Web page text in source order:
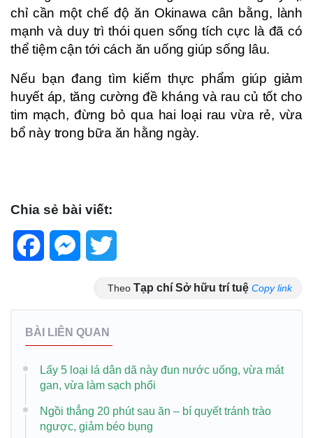
chỉ cần một chế độ ăn Okinawa cân bằng, lành
mạnh và duy trì thói quen sống tích cực là đã có
thể tiệm cận tới cách ăn uống giúp sống lâu.
Nếu bạn đang tìm kiếm thực phẩm giúp giảm
huyết áp, tăng cường đề kháng và rau củ tốt cho
tim mạch, đừng bỏ qua hai loại rau vừa rẻ, vừa
bổ này trong bữa ăn hằng ngày.
Chia sẻ bài viết:
FacebookMessenger
Theo Tạp chí Sở hữu trí tuệ Copy link
BÀI LIÊN QUAN
Lấy 5 loại lá dân dã này đun nước uống, vừa mát
gan, vừa làm sạch phổi
Ngồi thẳng 20 phút sau ăn – bí quyết tránh trào
ngược, giảm béo bụng